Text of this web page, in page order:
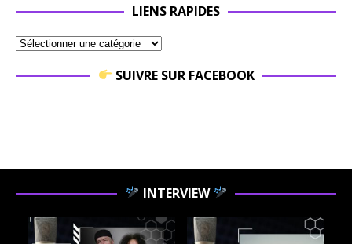
LIENS RAPIDES
SUIVRE SUR FACEBOOK
INTERVIEW